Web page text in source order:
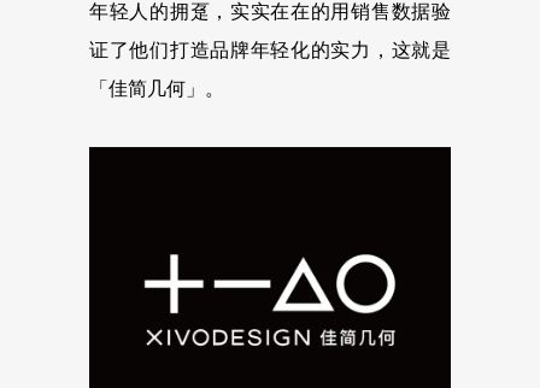
年轻人的拥趸，实实在在的用销售数据验
证了他们打造品牌年轻化的实力，这就是
「佳简几何」。